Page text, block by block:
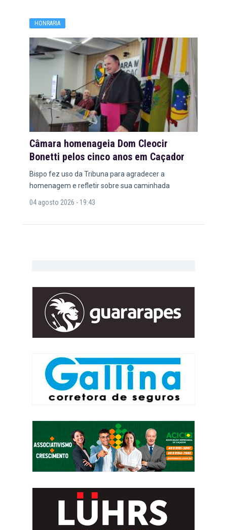
HONRARIA
Câmara homenageia Dom Cleocir
Bonetti pelos cinco anos em Caçador
Bispo fez uso da Tribuna para agradecer a
homenagem e refletir sobre sua caminhada
04 agosto 2026 - 19:43